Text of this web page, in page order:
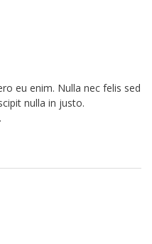
eu enim. Nulla nec felis sed
nulla in justo.